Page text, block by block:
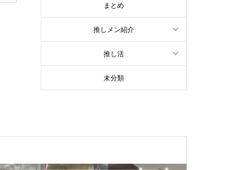
まとめ
推しメン紹介
推し活
未分類